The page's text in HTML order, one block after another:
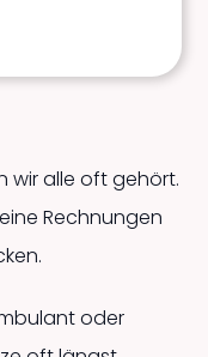
wir alle oft gehört.
Rechnungen
oder